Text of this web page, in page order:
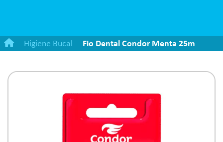
Higiene Bucal Fio Dental Condor Menta 25m